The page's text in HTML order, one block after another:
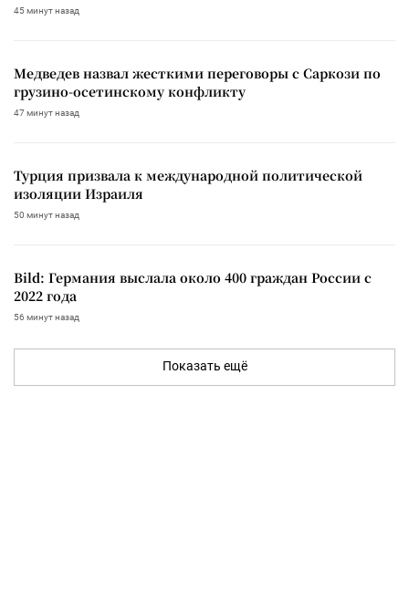
45 минут назад
Медведев назвал жесткими переговоры с Саркози по
грузино-осетинскому конфликту
47 минут назад
Турция призвала к международной политической
изоляции Израиля
50 минут назад
Bild: Германия выслала около 400 граждан России с
2022 года
56 минут назад
Показать ещё